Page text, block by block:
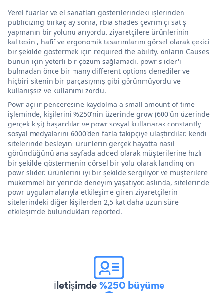
Yerel fuarlar ve el sanatları gösterilerindeki işlerinden
publicizing birkaç ay sonra, rbia shades çevrimiçi satış
yapmanın bir yolunu arıyordu. ziyaretçilere ürünlerinin
kalitesini, hafif ve ergonomik tasarımlarını görsel olarak çekici
bir şekilde göstermek için required the ability. onların Causes
bunun için yeterli bir çözüm sağlamadı. powr slider'ı
bulmadan önce bir many different options denediler ve
hiçbiri sitenin bir parçasıymış gibi görünmüyordu ve
kullanışsız ve kullanımı zordu.
Powr açılır penceresine kaydolma a small amount of time
işleminde, kişilerini %250'nin üzerinde grow (600'ün üzerinde
gerçek kişi) başardılar ve powr sosyal kullanarak constantly
sosyal medyalarını 6000'den fazla takipçiye ulaştırdılar. kendi
sitelerinde besleyin. ürünlerin gerçek hayatta nasıl
göründüğünü ana sayfada added olarak müşterilerine hızlı
bir şekilde göstermenin görsel bir yolu olarak landing on
powr slider. ürünlerini iyi bir şekilde sergiliyor ve müşterilere
mükemmel bir yerinde deneyim yaşatıyor. aslında, sitelerinde
powr uygulamalarıyla etkileşime giren ziyaretçilerin
sitelerindeki diğer kişilerden 2,5 kat daha uzun süre
etkileşimde bulundukları reported.
İletişimde%250 büyüme